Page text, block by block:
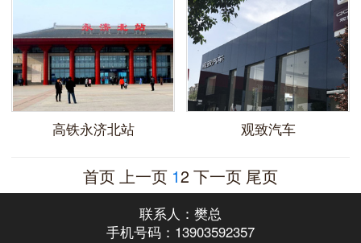
高铁永济北站 观致汽车
首页 上一页 12 下一页 尾页
联系人：樊总
手机号码：13903592357